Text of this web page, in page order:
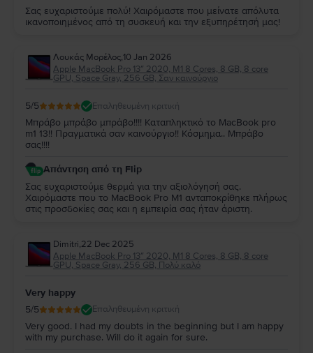
Σας ευχαριστούμε πολύ! Χαιρόμαστε που μείνατε απόλυτα
ικανοποιημένος από τη συσκευή και την εξυπηρέτησή μας!
Λουκάς Μορέλος,10 Jan 2026
Apple MacBook Pro 13″ 2020, M1 8 Cores, 8 GB, 8 core
GPU, Space Gray, 256 GB, Σαν καινούργιο
5/5 Επαληθευμένη κριτική
Μπράβο μπράβο μπράβο!!!! Καταπληκτικό το MacBook pro
m1 13!! Πραγματικά σαν καινούργιο!! Κόσμημα.. Μπράβο
σας!!!!
Απάντηση από τη Flip
Σας ευχαριστούμε θερμά για την αξιολόγησή σας.
Χαιρόμαστε που το MacBook Pro M1 ανταποκρίθηκε πλήρως
στις προσδοκίες σας και η εμπειρία σας ήταν άριστη.
Dimitri,22 Dec 2025
Apple MacBook Pro 13″ 2020, M1 8 Cores, 8 GB, 8 core
GPU, Space Gray, 256 GB, Πολύ καλό
Very happy
5/5 Επαληθευμένη κριτική
Very good. I had my doubts in the beginning but I am happy
with my purchase. Will do it again for sure.